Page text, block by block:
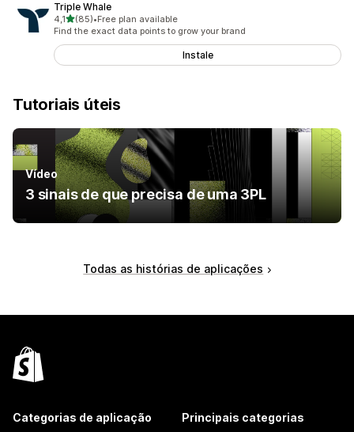
Triple Whale
4,1de 5 estrelas
(85)
85 total de avaliações
•Free plan available
Find the exact data points to grow your brand
Instale
Tutoriais úteis
Vídeo
3 sinais de que precisa de uma 3PL
Todas as histórias de aplicações
Categorias de aplicação Principais categorias